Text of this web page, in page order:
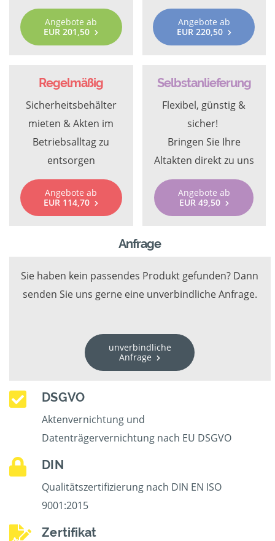
Angebote ab
EUR 201,50
Angebote ab
EUR 220,50
Regelmäßig
Sicherheitsbehälter
mieten & Akten im
Betriebsalltag zu
entsorgen
Angebote ab
EUR 114,70
Selbstanlieferung
Flexibel, günstig &
sicher!
Bringen Sie Ihre
Altakten direkt zu uns
Angebote ab
EUR 49,50
Anfrage
Sie haben kein passendes Produkt gefunden? Dann
senden Sie uns gerne eine unverbindliche Anfrage.
unverbindliche
Anfrage
DSGVO
Aktenvernichtung und
Datenträgervernichtung nach EU DSGVO
DIN
Qualitätszertifizierung nach DIN EN ISO
9001:2015
Zertifikat